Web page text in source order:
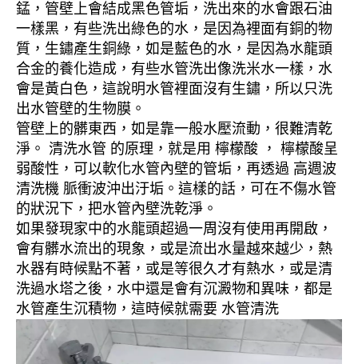
錳，管壁上會結成黑色管垢，洗出來的水會跟石油
一樣黑，有些洗出綠色的水，是因為裡面有銅的物
質，生鏽產生銅綠，如是藍色的水，是因為水龍頭
合金的養化造成，有些水管洗出像洗米水一樣，水
會是黃白色，這說明水管裡面沒有生鏽，所以只洗
出水管壁的生物膜。
管壁上的髒東西，如是靠一般水壓流動，很難清乾
淨。 清洗水管 的原理，就是用 檸檬酸 ， 檸檬酸呈
弱酸性，可以軟化水管內壁的管垢，再透過 高週波
清洗機 脈衝波沖出汙垢。這樣的話，可在不傷水管
的狀況下，把水管內壁洗乾淨。
如果發現家中的水龍頭超過一周沒有使用再開啟，
會有髒水流出的現象，或是流出水量越來越少，熱
水器有時候點不著，或是等很久才有熱水，或是清
洗過水塔之後，水中還是會有沉澱物和異味，都是
水管產生沉積物，這時候就需要 水管清洗